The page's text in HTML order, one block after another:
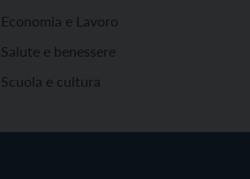
Economia e Lavoro
Salute e benessere
Scuola e cultura